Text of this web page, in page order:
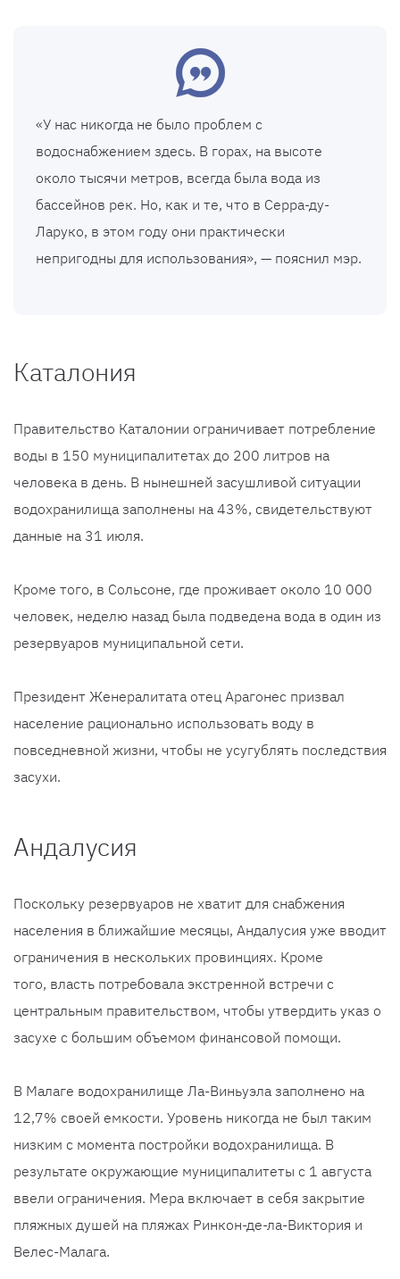
«У нас никогда не было проблем с
водоснабжением здесь. В горах, на высоте
около тысячи метров, всегда была вода из
бассейнов рек. Но, как и те, что в Серра-ду-
Ларуко, в этом году они практически
непригодны для использования», — пояснил мэр.
Каталония
Правительство Каталонии ограничивает потребление
воды в 150 муниципалитетах до 200 литров на
человека в день. В нынешней засушливой ситуации
водохранилища заполнены на 43%, свидетельствуют
данные на 31 июля.
Кроме того, в Сольсоне, где проживает около 10 000
человек, неделю назад была подведена вода в один из
резервуаров муниципальной сети.
Президент Женералитата отец Арагонес призвал
население рационально использовать воду в
повседневной жизни, чтобы не усугублять последствия
засухи.
Андалусия
Поскольку резервуаров не хватит для снабжения
населения в ближайшие месяцы, Андалусия уже вводит
ограничения в нескольких провинциях. Кроме
того, власть потребовала экстренной встречи с
центральным правительством, чтобы утвердить указ о
засухе с большим объемом финансовой помощи.
В Малаге водохранилище Ла-Виньуэла заполнено на
12,7% своей емкости. Уровень никогда не был таким
низким с момента постройки водохранилища. В
результате окружающие муниципалитеты с 1 августа
ввели ограничения. Мера включает в себя закрытие
пляжных душей на пляжах Ринкон-де-ла-Виктория и
Велес-Малага.